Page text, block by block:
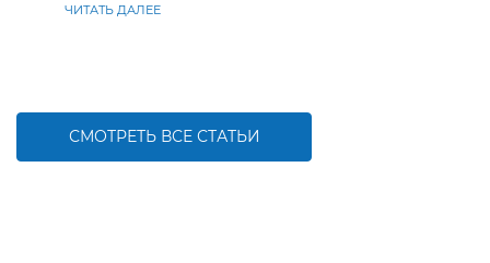
ЧИТАТЬ ДАЛЕЕ
СМОТРЕТЬ ВСЕ СТАТЬИ